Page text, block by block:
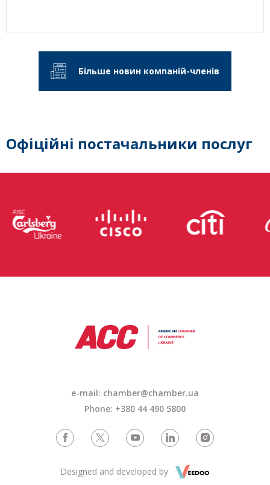
Більше новин компаній-членів
Офіційні постачальники послуг
e-mail: chamber@chamber.ua
Phone: +380 44 490 5800
Designed and developed by